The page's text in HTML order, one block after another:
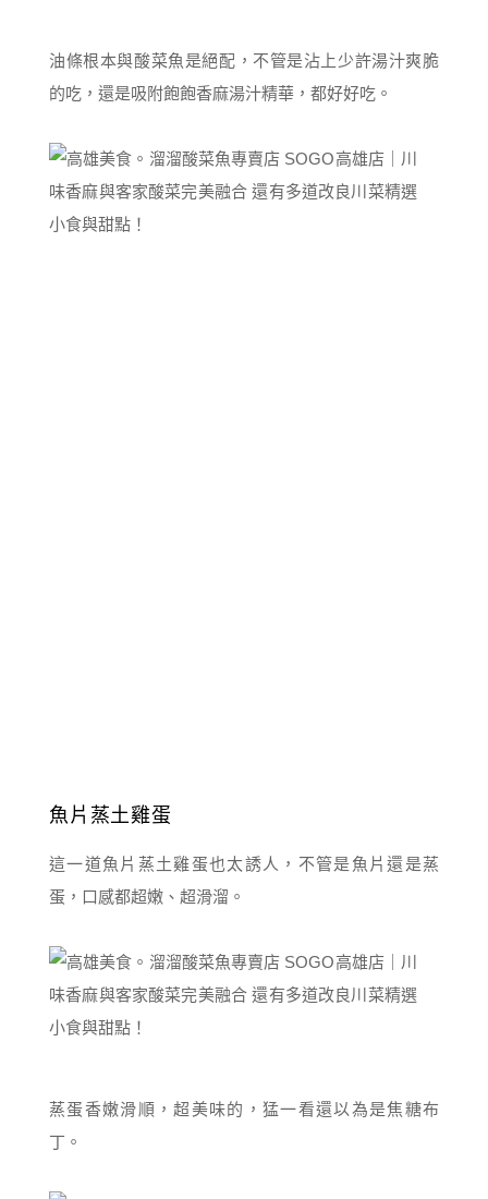
油條根本與酸菜魚是絕配，不管是沾上少許湯汁爽脆
的吃，還是吸附飽飽香麻湯汁精華，都好好吃。
魚片蒸土雞蛋
這一道魚片蒸土雞蛋也太誘人，不管是魚片還是蒸
蛋，口感都超嫩、超滑溜。
蒸蛋香嫩滑順，超美味的，猛一看還以為是焦糖布
丁。